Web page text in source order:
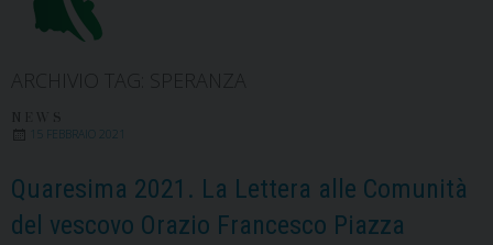
15 FEBBRAIO 2021
Quaresima 2021. La Lettera alle Comunità
del vescovo Orazio Francesco Piazza